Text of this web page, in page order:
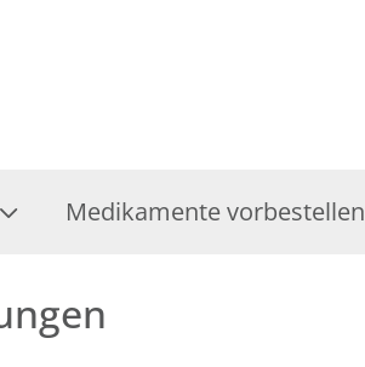
Medikamente vorbestellen